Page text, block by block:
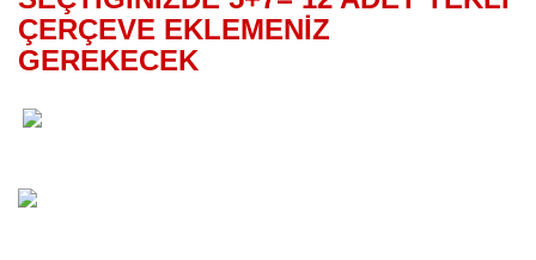
ÇERÇEVE EKLEMENİZ
GEREKECEK